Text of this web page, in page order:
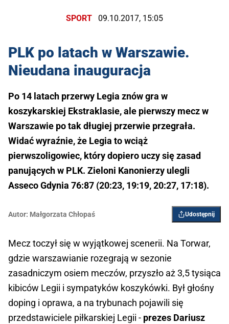
SPORT 09.10.2017, 15:05
PLK po latach w Warszawie.
Nieudana inauguracja
Po 14 latach przerwy Legia znów gra w
koszykarskiej Ekstraklasie, ale pierwszy mecz w
Warszawie po tak długiej przerwie przegrała.
Widać wyraźnie, że Legia to wciąż
pierwszoligowiec, który dopiero uczy się zasad
panujących w PLK. Zieloni Kanonierzy ulegli
Asseco Gdynia 76:87 (20:23, 19:19, 20:27, 17:18).
Autor: Małgorzata Chłopaś Udostępnij
Mecz toczył się w wyjątkowej scenerii. Na Torwar,
gdzie warszawianie rozegrają w sezonie
zasadniczym osiem meczów, przyszło aż 3,5 tysiąca
kibiców Legii i sympatyków koszykówki. Był głośny
doping i oprawa, a na trybunach pojawili się
przedstawiciele piłkarskiej Legii - prezes Dariusz